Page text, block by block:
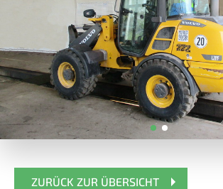
ZURÜCK ZUR ÜBERSICHT